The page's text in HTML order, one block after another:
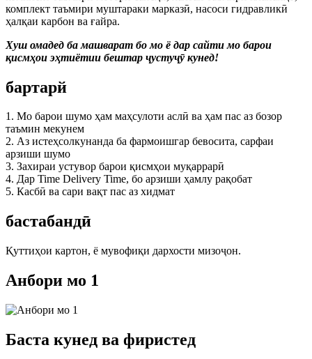
комплект таъмири муштараки марказӣ, насоси гидравликӣ
ҳалқаи карбон ва ғайра.
Хуш омадед ба машварат бо мо ё дар сайти мо барои
қисмҳои эҳтиётии бештар ҷустуҷӯ кунед!
бартарй
1. Мо барои шумо ҳам маҳсулоти аслӣ ва ҳам пас аз бозор
таъмин мекунем
2. Аз истеҳсолкунанда ба фармоишгар бевосита, сарфаи
арзиши шумо
3. Захираи устувор барои қисмҳои муқаррарӣ
4. Дар Time Delivery Time, бо арзиши ҳамлу рақобат
5. Касбӣ ва сари вақт пас аз хидмат
бастабандӣ
Қуттиҳои картон, ё мувофиқи дархости мизоҷон.
Анбори мо 1
Баста кунед ва фиристед